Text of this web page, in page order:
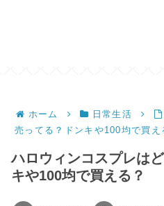
ホーム 日常生活
売ってる？ドンキや100均で買え
ハロウィンコスプレは
キや100均で買える？